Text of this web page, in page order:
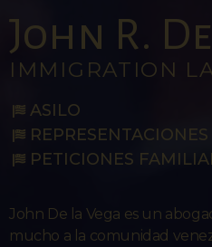
John R.
IMMIGRATION
ASILO
PETICIONES
John De la Vega es un
mucho a la comunidad